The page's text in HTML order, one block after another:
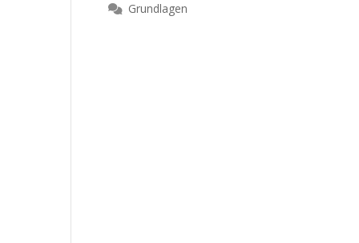
Grundlagen